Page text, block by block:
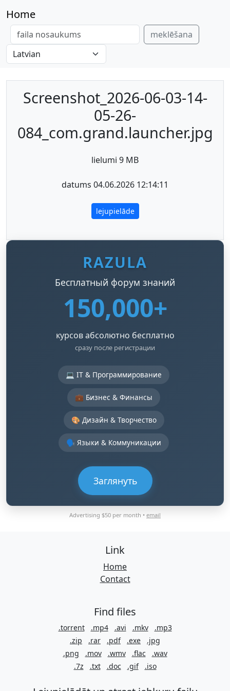
Home
meklēšana
Screenshot_2026-06-03-14-
05-26-
084_com.grand.launcher.jpg
lielumi 9 MB
datums 04.06.2026 12:14:11
lejupielāde
RAZULA
Бесплатный форум знаний
150,000+
курсов абсолютно бесплатно
сразу после регистрации
💻 IT & Программирование
💼 Бизнес & Финансы
🎨 Дизайн & Творчество
🗣️ Языки & Коммуникации
Заглянуть
Advertising $50 per month • email
Link
Home
Contact
Find files
.torrent .mp4 .avi .mkv
.mp3
.zip
.rar .pdf .exe
.jpg
.png
.mov .wmv .flac
.wav
.7z
.txt .doc .gif .iso